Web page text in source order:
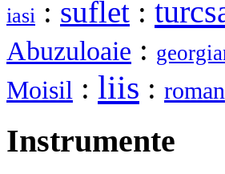
iasi : suflet :
Abuzuloaie :
Moisil : liis : roman
Instrumente